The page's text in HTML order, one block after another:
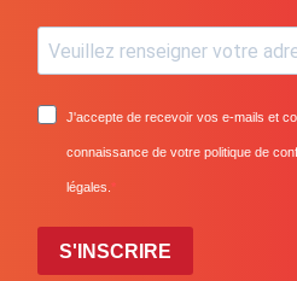
J'accepte de recevoir vos e-mails et
connaissance de votre politique de
légales.
S'INSCRIRE